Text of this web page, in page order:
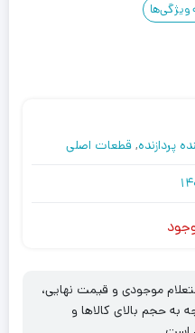
پردازنده, قطعات اصلی
موجودی و قیمت نهایی،
به حجم بالای کالاها و